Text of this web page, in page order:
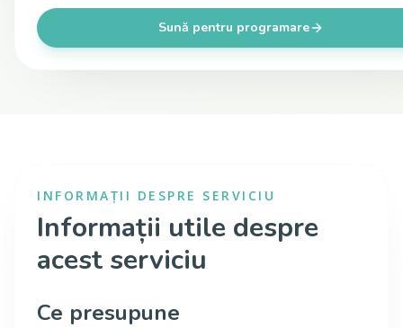
Sună pentru programare
INFORMAȚII DESPRE SERVICIU
Informații utile despre
acest serviciu
Ce presupune